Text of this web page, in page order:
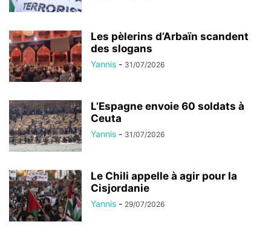
Les pèlerins d’Arbaïn scandent
des slogans
Yannis - 31/07/2026
L’Espagne envoie 60 soldats à
Ceuta
Yannis - 31/07/2026
Le Chili appelle à agir pour la
Cisjordanie
Yannis - 29/07/2026